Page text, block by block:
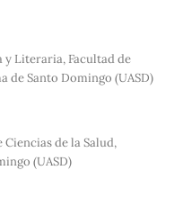
Literaria, Facultad de
de Santo Domingo (UASD)
Ciencias de la Salud,
(UASD)